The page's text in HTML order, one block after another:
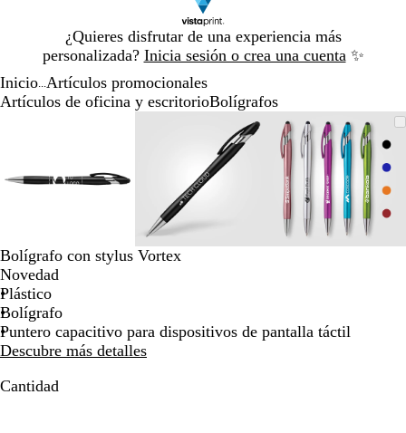
¿Quieres disfrutar de una experiencia más
personalizada? Inicia sesión o crea una cuenta ✨
1
Inicio Artículos promocionales
Artículos de oficina y escritorioBolígrafos
expandir
de
para
y
las
Imagen
ampliable
Acercado
hasta
mínimo
clic
para
expandir
teclas
de
y
Imagen
ampliable
Acercado
hasta
mínimo
Haz
clic
para
expandir
Utiliza
las
teclas
de
más
y
menos
y
3
Bolígrafo con stylus Vortex
Novedad
Plástico
Bolígrafo
Puntero capacitivo para dispositivos de pantalla táctil
Descubre más detalles
Cantidad